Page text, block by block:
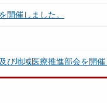
開催しました。
地域医療推進部会を開催